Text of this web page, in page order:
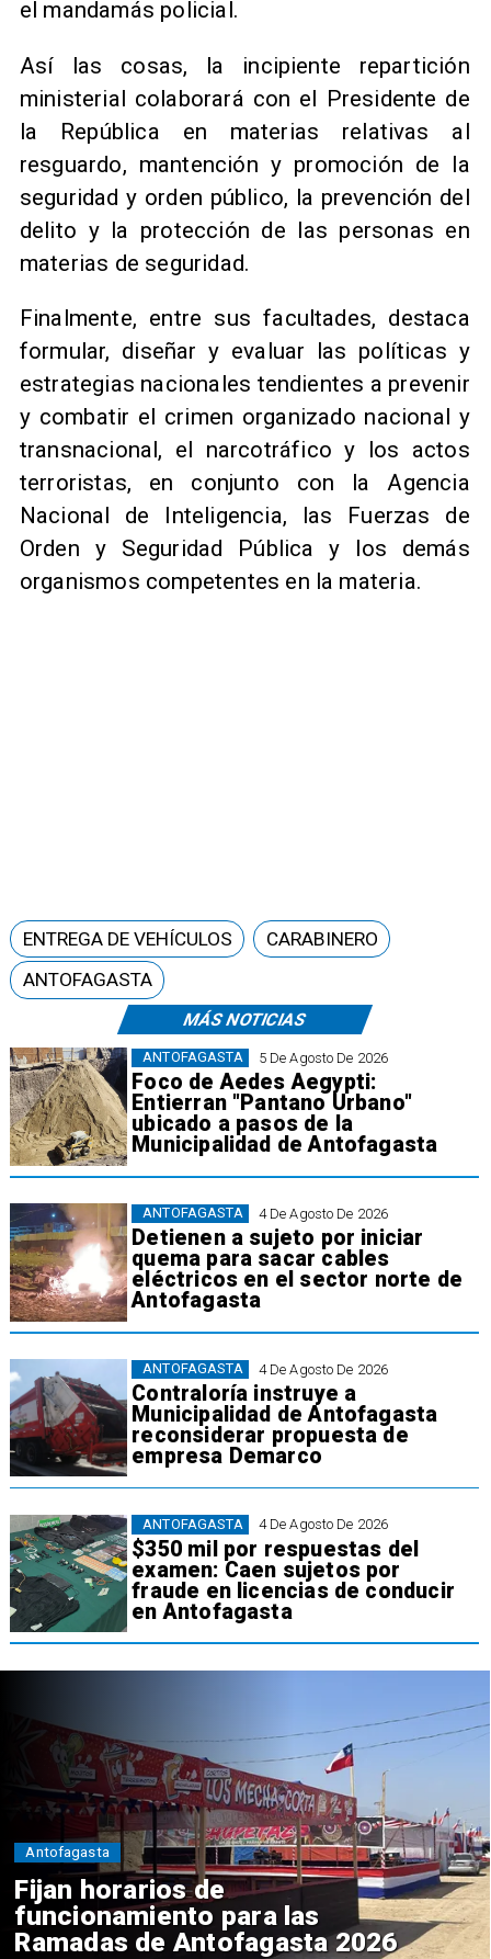
el mandamás policial.
Así las cosas, la incipiente repartición
ministerial colaborará con el Presidente de
la República en materias relativas al
resguardo, mantención y promoción de la
seguridad y orden público, la prevención del
delito y la protección de las personas en
materias de seguridad.
Finalmente, entre sus facultades, destaca
formular, diseñar y evaluar las políticas y
estrategias nacionales tendientes a prevenir
y combatir el crimen organizado nacional y
transnacional, el narcotráfico y los actos
terroristas, en conjunto con la Agencia
Nacional de Inteligencia, las Fuerzas de
Orden y Seguridad Pública y los demás
organismos competentes en la materia.
MÁS NOTICIAS
5 De Agosto De 2026
Foco de Aedes Aegypti:
Entierran "Pantano Urbano"
ubicado a pasos de la
Municipalidad de Antofagasta
ANTOFAGASTA
4 De Agosto De 2026
Detienen a sujeto por iniciar
quema para sacar cables
eléctricos en el sector norte de
Antofagasta
ANTOFAGASTA
4 De Agosto De 2026
Contraloría instruye a
Municipalidad de Antofagasta
reconsiderar propuesta de
empresa Demarco
ANTOFAGASTA
4 De Agosto De 2026
$350 mil por respuestas del
examen: Caen sujetos por
fraude en licencias de conducir
en Antofagasta
ANTOFAGASTA
ENTREGA DE VEHÍCULOS
CARABINERO
ANTOFAGASTA
Fijan horarios de
funcionamiento para las
Ramadas de Antofagasta 2026
Antofagasta